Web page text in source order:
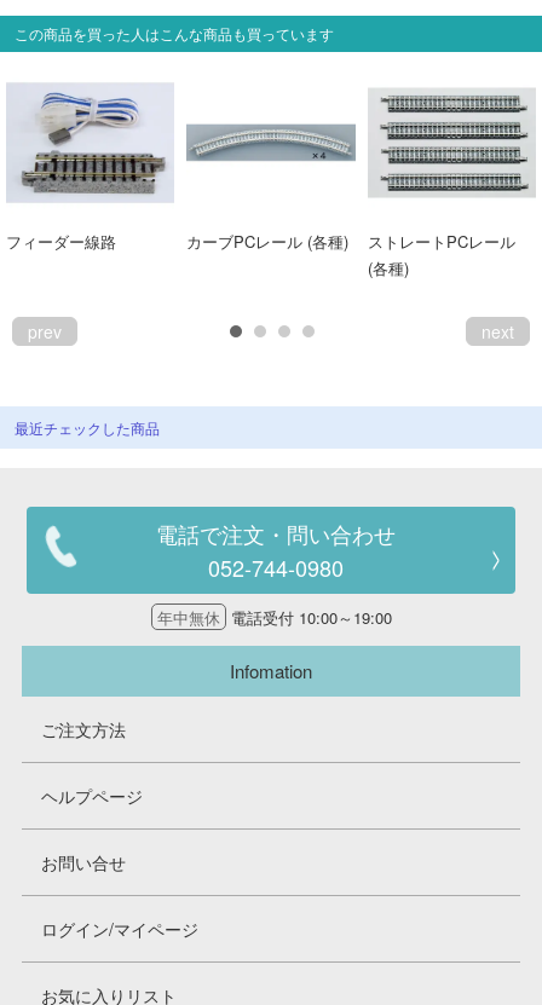
この商品を買った人はこんな商品も買っています
フィーダー線路 カーブPCレール (各種)
ストレートPCレール
(各種)
prev next
最近チェックした商品
電話で注文・問い合わせ
052-744-0980
年中無休 電話受付 10:00～19:00
Infomation
ご注文方法
ヘルプページ
お問い合せ
ログイン/マイページ
お気に入りリスト